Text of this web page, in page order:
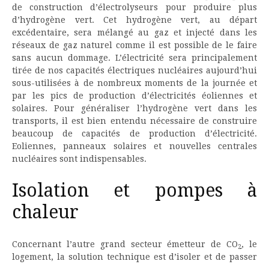
de construction d’électrolyseurs pour produire plus
d’hydrogène vert. Cet hydrogène vert, au départ
excédentaire, sera mélangé au gaz et injecté dans les
réseaux de gaz naturel comme il est possible de le faire
sans aucun dommage. L’électricité sera principalement
tirée de nos capacités électriques nucléaires aujourd’hui
sous-utilisées à de nombreux moments de la journée et
par les pics de production d’électricités éoliennes et
solaires. Pour généraliser l’hydrogène vert dans les
transports, il est bien entendu nécessaire de construire
beaucoup de capacités de production d’électricité.
Eoliennes, panneaux solaires et nouvelles centrales
nucléaires sont indispensables.
Isolation et pompes à
chaleur
Concernant l’autre grand secteur émetteur de CO2, le
logement, la solution technique est d’isoler et de passer